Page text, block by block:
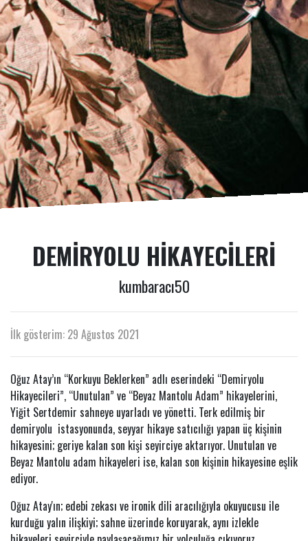
DEMIRYOLU HIKAYECILERI
kumbaracı50
İlk gösterim: 29 Ağustos 2021
Oğuz Atay’ın “Korkuyu Beklerken” adlı eserindeki “Demiryolu
Hikayecileri”, “Unutulan” ve “Beyaz Mantolu Adam” hikayelerini,
Yiğit Sertdemir sahneye uyarladı ve yönetti. Terk edilmiş bir
demiryolu istasyonunda, seyyar hikaye satıcılığı yapan üç kişinin
hikayesini; geriye kalan son kişi seyirciye aktarıyor. Unutulan ve
Beyaz Mantolu adam hikayeleri ise, kalan son kişinin hikayesine eşlik
ediyor.
Oğuz Atay'ın; edebi zekası ve ironik dili aracılığıyla okuyucusu ile
kurduğu yalın ilişkiyi; sahne üzerinde koruyarak, aynı izlekle